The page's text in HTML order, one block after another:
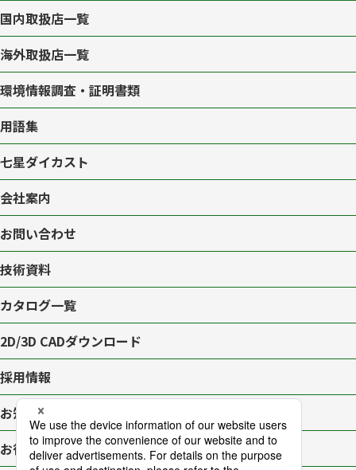
国内取扱店一覧
海外取扱店一覧
環境情報調査・証明書類
用語集
七星ダイカスト
会社案内
お問い合わせ
技術資料
カタログ一覧
2D/3D CADダウンロード
採用情報
お知らせ一覧
お役立ちブログ